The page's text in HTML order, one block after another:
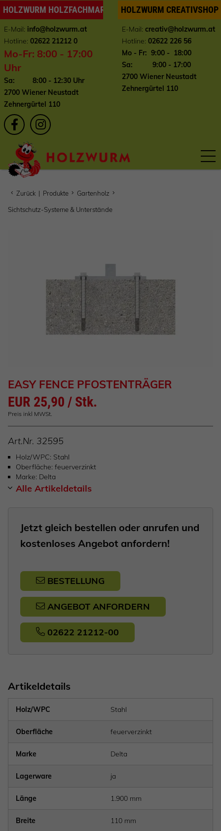
HOLZWURM HOLZFACHMARKT
E-Mail: info@holzwurm.at
Hotline: 02622 21212 0
Mo-Fr: 8:00 - 17:00
Uhr
Sa: 8:00 - 12:30 Uhr
2700 Wiener Neustadt
Zehnergürtel 110
HOLZWURM CREATIVSHOP
E-Mail: creativ@holzwurm.at
Hotline: 02622 226 56
Mo - Fr: 9:00 - 18:00
Sa: 9:00 - 17:00
2700 Wiener Neustadt
Zehnergürtel 110
Zurück | Produkte Gartenholz
Sichtschutz-Systeme & Unterstände
EASY FENCE PFOSTENTRÄGER
EUR 25,90 / Stk.
Preis inkl MWSt.
Art.Nr. 32595
Holz/WPC Stahl
Oberfläche feuerverzinkt
Marke Delta
Alle Artikeldetails
Jetzt gleich bestellen oder anrufen und
kostenloses Angebot anfordern!
BESTELLUNG
ANGEBOT ANFORDERN
02622 21212-00
Artikeldetails
Holz/WPC Stahl
Oberfläche feuerverzinkt
Marke Delta
Lagerware ja
Länge 1.900 mm
Breite 110 mm